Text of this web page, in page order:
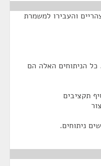
והעבירו למשמרת
כל הניתוחים האלה הם
תקציבים
ניתוחים.